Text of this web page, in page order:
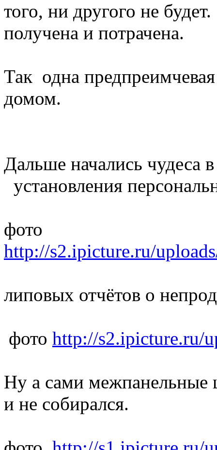
того, ни другого не
получена и потрачена.
Так одна
домом.
Дальше начались чудеса
установления
фото
http://s2.ipicture.ru/
липовых отчётов о
фото http://s2.ipicture.ru/
Ну а сами межпанельные
и не собирался.